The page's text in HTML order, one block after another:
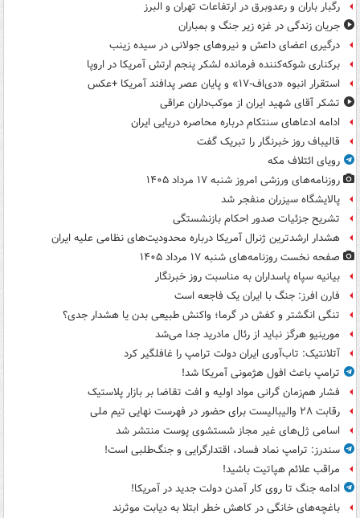
رگبار باران و رعدوبرق در ارتفاعات تهران و البرز
جریان زندگی در غزه زیر جنگ و بمباران
درگیری اعضای داعش و نیروهای جولانی در سیده زینب
برکناری شوکه‌کننده فرمانده لشکر پنجم ارتش آمریکا در اروپا
استقرار انبوه «دی‌اف‑۱۷» و پایان عصر پدافند آمریکا +عکس
تشکر آقای شهید ایران از موکب‌داران عراقی
ادامه ادعاهای سنتکام درباره محاصره دریایی ایران
قالیباف روز خبرنگار را تبریک گفت
رویای ائتلاف مکه
روزنامه‌های ورزشی امروز ‌شنبه ۱۷ مرداد ۱۴۰۵
پالایشگاه سیزران منفجر شد
تشریح جزئیات صدور احکام بازنشستگی
هشدار ارشدترین ژنرال آمریکا درباره محدودیت‌های نظامی علیه ایران
صفحه نخست روزنامه‌های شنبه ۱۷ مرداد ۱۴۰۵
بیانیه سپاه پاسداران به مناسبت روز خبرنگار
فارن افرز: جنگ با ایران یک فاجعه است
تنگی انگشتر و کفش در گرما؛ واکنش طبیعی بدن یا هشدار جدی؟
مورینیو هرگز نباید از رئال مادرید جدا می‌شد
آتلانتیک: تاب‌آوری ایران دولت ترامپ را غافلگیر کرد
ترامپ باعث افول هژمونی آمریکا شد!
فشار هم‌زمان گرانی مواد اولیه و افت تقاضا بر بازار پلاستیک
رقابت ۲۸ والیبالیست برای حضور در فهرست نهایی تیم ملی
اسامی ژل‌های غیر مجاز شستشوی پوست منتشر شد
سندرز: ترامپ نماد فساد، اقتدارگرایی و جنگ‌طلبی است!
مراقب علائم هپاتیت باشید!
ادامه جنگ تا روی کار آمدن دولت جدید در آمریکا!
باغچه‌های خانگی در کاهش خطر ابتلا به دیابت موثرند